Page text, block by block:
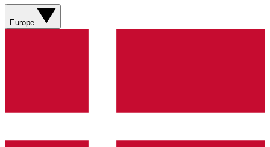
Europe